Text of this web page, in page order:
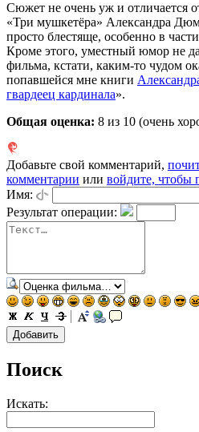
Сюжет не очень уж и отличается
«Три мушкетёра» Александра
просто блестяще, особенно в
Кроме этого, уместный юмор не
фильма, кстати, каким-то чудом
попавшейся мне книги
гвардеец кардинала».
Общая оценка: 8 из 10 (очень
Добавьте свой комментарий,
комментарии или войдите, чтобы
Имя:
Результат операции:
Поиск
Искать: